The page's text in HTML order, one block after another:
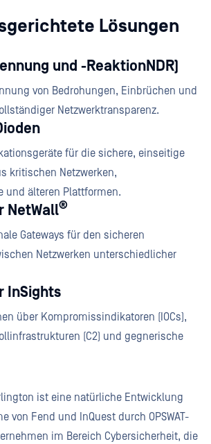
Lösungen
und -ReaktionNDR)
von Bedrohungen, Einbrüchen und
Netzwerktransparenz.
für die sichere, einseitige
kritischen Netzwerken,
und älteren Plattformen.
NetWall®
Gateways für den sicheren
Netzwerken unterschiedlicher
InSights
über Kompromissindikatoren (IOCs),
(C2) und gegnerische
ist eine natürliche Entwicklung
von Fend und InQuest durch OPSWAT-
im Bereich Cybersicherheit, die